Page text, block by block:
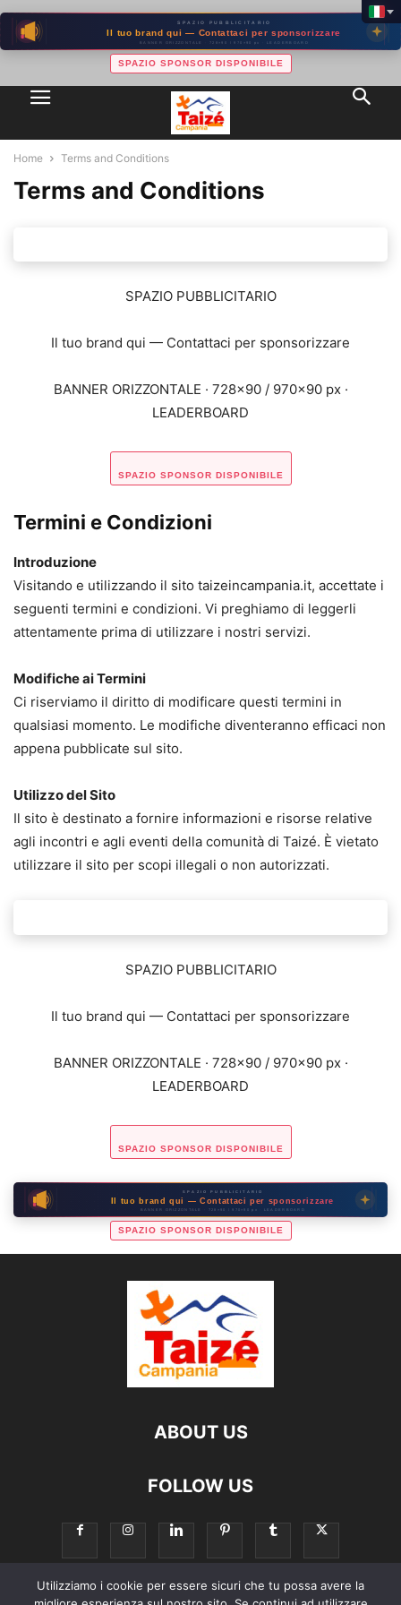
SPAZIO PUBBLICITARIO
Il tuo brand qui — Contattaci per sponsorizzare
BANNER ORIZZONTALE · 728×90 / 970×90 px · LEADERBOARD
SPAZIO SPONSOR DISPONIBILE
Home Terms and Conditions
Terms and Conditions
SPAZIO PUBBLICITARIO
Il tuo brand qui — Contattaci per sponsorizzare
BANNER ORIZZONTALE · 728×90 / 970×90 px ·
LEADERBOARD
SPAZIO SPONSOR DISPONIBILE
Termini e Condizioni
Introduzione
Visitando e utilizzando il sito taizeincampania.it, accettate i
seguenti termini e condizioni. Vi preghiamo di leggerli
attentamente prima di utilizzare i nostri servizi.
Modifiche ai Termini
Ci riserviamo il diritto di modificare questi termini in
qualsiasi momento. Le modifiche diventeranno efficaci non
appena pubblicate sul sito.
Utilizzo del Sito
Il sito è destinato a fornire informazioni e risorse relative
agli incontri e agli eventi della comunità di Taizé. È vietato
utilizzare il sito per scopi illegali o non autorizzati.
SPAZIO PUBBLICITARIO
Il tuo brand qui — Contattaci per sponsorizzare
BANNER ORIZZONTALE · 728×90 / 970×90 px ·
LEADERBOARD
SPAZIO SPONSOR DISPONIBILE
SPAZIO PUBBLICITARIO
Il tuo brand qui — Contattaci per sponsorizzare
BANNER ORIZZONTALE · 728×90 / 970×90 px · LEADERBOARD
SPAZIO SPONSOR DISPONIBILE
ABOUT US
FOLLOW US
Utilizziamo i cookie per essere sicuri che tu possa avere la